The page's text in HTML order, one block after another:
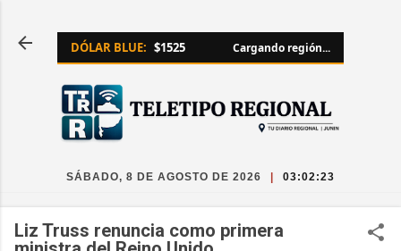
DÓLAR BLUE: $1525 Cargando región...
SÁBADO, 8 DE AGOSTO DE 2026 03:02:23
Liz Truss renuncia como primera